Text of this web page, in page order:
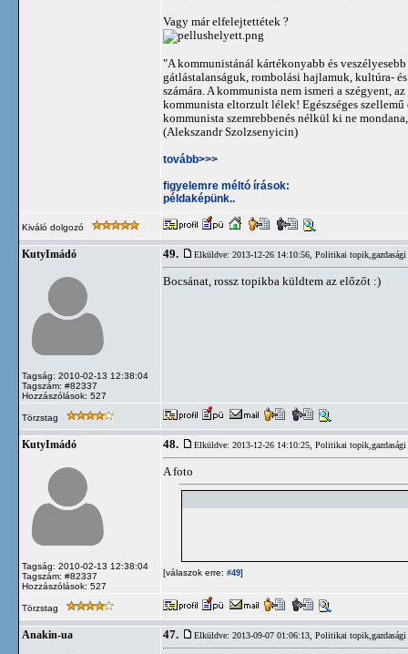
Vagy már elfelejtettétek ?
"A kommunistánál kártékonyabb és
gátlástalanságuk, rombolási hajlamuk, kultúra-
számára. A kommunista nem ismeri a szégyent,
kommunista eltorzult lélek! Egészséges
kommunista szemrebbenés nélkül ki ne
(Alekszandr Szolzsenyicin)
tovább>>>
figyelemre méltó írások:
példaképünk..
Kiváló dolgozó
KutyImádó
Tagság: 2010-02-13 12:38:04
Tagszám: #82337
Hozzászólások: 527
49. Elküldve: 2013-12-26 14:10:56, Politikai topik,gazdasági
Bocsánat, rossz topikba küldtem az előzőt :)
Törzstag
KutyImádó
Tagság: 2010-02-13 12:38:04
Tagszám: #82337
Hozzászólások: 527
48. Elküldve: 2013-12-26 14:10:25, Politikai topik,gazdasági
A foto
[válaszok erre: #49]
Törzstag
Anakin-ua 47. Elküldve: 2013-09-07 01:06:13, Politikai topik,gazdasági